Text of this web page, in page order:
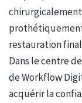
restauration
Dans le centre
de Workflow
acquérir la